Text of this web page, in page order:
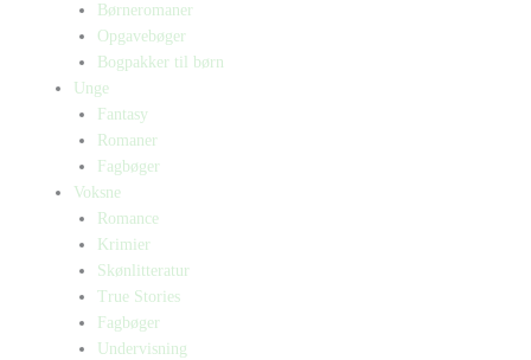
Børneromaner
Opgavebøger
Bogpakker til børn
Unge
Fantasy
Romaner
Fagbøger
Voksne
Romance
Krimier
Skønlitteratur
True Stories
Fagbøger
Undervisning